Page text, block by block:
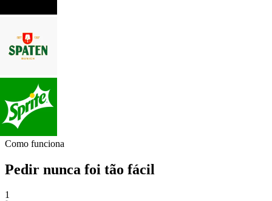
Como funciona
Pedir nunca foi tão fácil
1